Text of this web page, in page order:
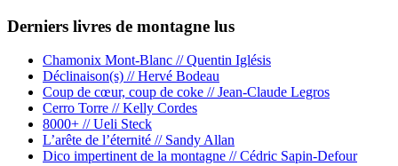
Derniers livres de montagne lus
Chamonix Mont-Blanc // Quentin Iglésis
Déclinaison(s) // Hervé Bodeau
Coup de cœur, coup de coke // Jean-Claude Legros
Cerro Torre // Kelly Cordes
8000+ // Ueli Steck
L’arête de l’éternité // Sandy Allan
Dico impertinent de la montagne // Cédric Sapin-Defour